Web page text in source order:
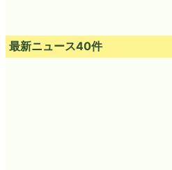
最新ニュース40件